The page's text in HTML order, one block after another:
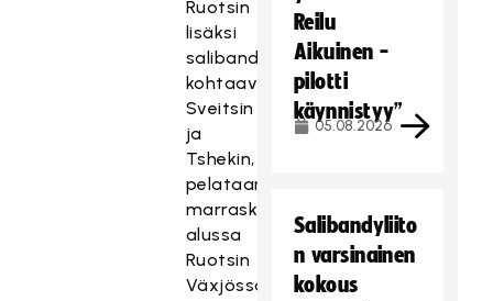
Ruotsin
lisäksi
salibandymiehet
kohtaavat
Sveitsin
ja
Tshekin,
pelataan
marraskuun
alussa
Ruotsin
Växjössa.
Reilu
Aikuinen -
pilotti
käynnistyy”
05.08.2026
Salibandyliito
n varsinainen
kokous